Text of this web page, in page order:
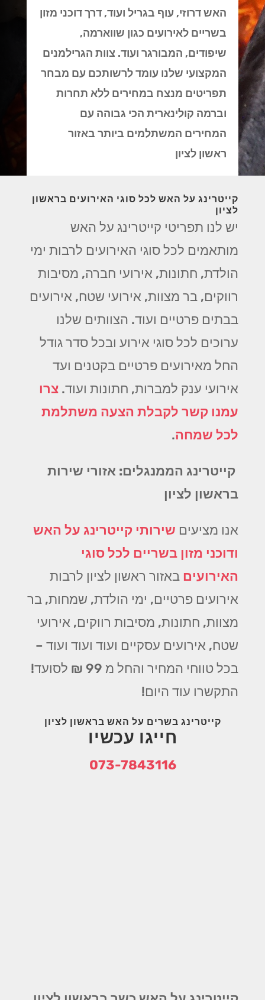
האש דרוזי, עוף בגריל ועוד, דרך דוכני מזון
בשריים לאירועים כגון שווארמה,
שיפודים, המבורגר ועוד. צוות הגרילמנים
המקצועי שלנו עומד לרשותכם עם מבחר
תפריטים מנצח במחירים ללא תחרות
וברמה קולינארית הכי גבוהה עם
המחירים המשתלמים ביותר באזור
ראשון לציון
קייטרינג על האש לכל סוגי האירועים בראשון
לציון
יש לנו תפריטי קייטרינג על האש
מותאמים לכל סוגי האירועים לרבות ימי
הולדת, חתונות, אירועי חברה, מסיבות
רווקים, בר מצוות, אירועי שטח, אירועים
בבתים פרטיים ועוד. הצוותים שלנו
ערוכים לכל סוגי אירוע ובכל סדר גודל
החל מאירועים פרטיים בקטנים ועד
אירועי ענק למברות, חתונות ועוד. צרו
עמנו קשר לקבלת הצעה משתלמת
לכל שמחה.
קייטרינג הממנגלים: אזורי שירות
בראשון לציון
אנו מציעים שירותי קייטרינג על האש
ודוכני מזון בשריים לכל סוגי
האירועים באזור ראשון לציון לרבות
אירועים פרטיים, ימי הולדת, שמחות, בר
מצוות, חתונות, מסיבות רווקים, אירועי
שטח, אירועים עסקיים ועוד ועוד ועוד –
בכל טווחי המחיר והחל מ 99 ₪ לסועד!
התקשרו עוד היום!
קייטרינג בשרים על האש בראשון לציון
חייגו עכשיו
073-7843116